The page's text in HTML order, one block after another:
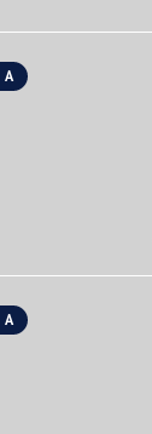
A
A